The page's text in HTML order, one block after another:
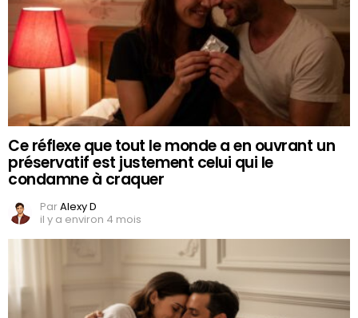
Ce réflexe que tout le monde a en ouvrant un
préservatif est justement celui qui le
condamne à craquer
ParAlexy D
il y a environ 4 mois